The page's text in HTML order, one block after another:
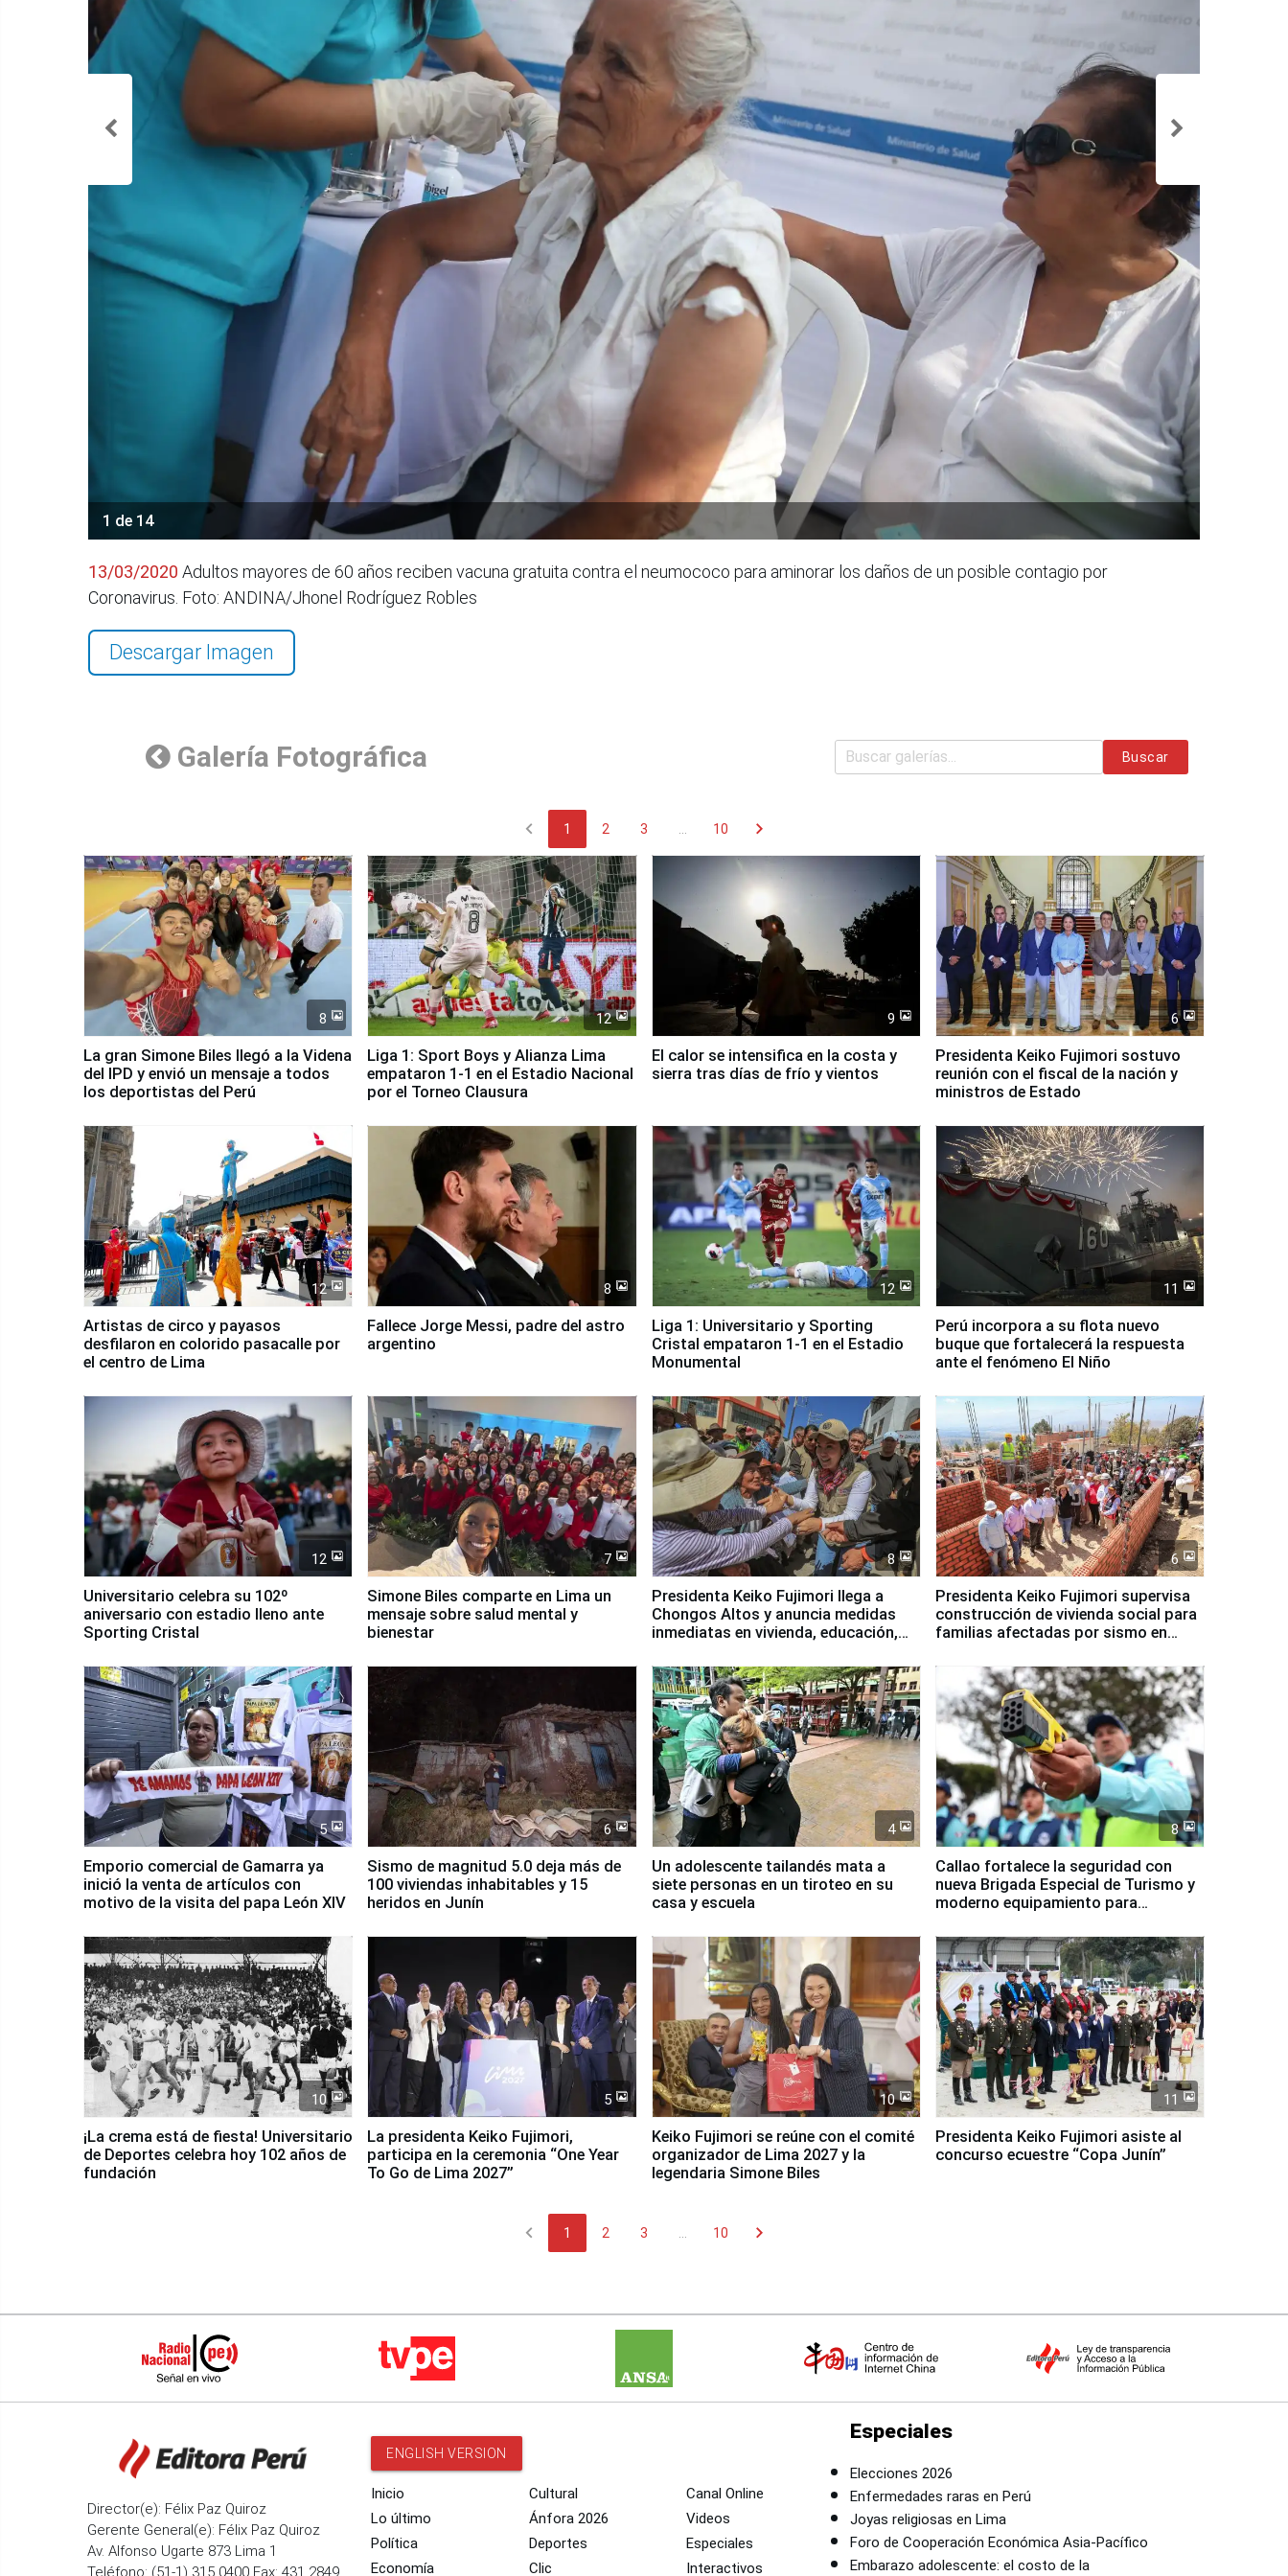
1 de 14
13/03/2020 Adultos mayores de 60 años reciben vacuna gratuita contra el neumococo para aminorar los daños de un posible contagio por
Coronavirus. Foto: ANDINA/Jhonel Rodríguez Robles
Descargar Imagen
Galería Fotográfica Buscar
chevron_left 1 2 3 10 chevron_right
8
La gran Simone Biles llegó a la Videna
del IPD y envió un mensaje a todos
los deportistas del Perú
12
Liga 1: Sport Boys y Alianza Lima
empataron 1-1 en el Estadio Nacional
por el Torneo Clausura
9
El calor se intensifica en la costa y
sierra tras días de frío y vientos
6
Presidenta Keiko Fujimori sostuvo
reunión con el fiscal de la nación y
ministros de Estado
12
Artistas de circo y payasos
desfilaron en colorido pasacalle por
el centro de Lima
8
Fallece Jorge Messi, padre del astro
argentino
12
Liga 1: Universitario y Sporting
Cristal empataron 1-1 en el Estadio
Monumental
11
Perú incorpora a su flota nuevo
buque que fortalecerá la respuesta
ante el fenómeno El Niño
12
Universitario celebra su 102º
aniversario con estadio lleno ante
Sporting Cristal
7
Simone Biles comparte en Lima un
mensaje sobre salud mental y
bienestar
8
Presidenta Keiko Fujimori llega a
Chongos Altos y anuncia medidas
inmediatas en vivienda, educación,
6
Presidenta Keiko Fujimori supervisa
construcción de vivienda social para
familias afectadas por sismo en
5
Emporio comercial de Gamarra ya
inició la venta de artículos con
motivo de la visita del papa León XIV
6
Sismo de magnitud 5.0 deja más de
100 viviendas inhabitables y 15
heridos en Junín
4
Un adolescente tailandés mata a
siete personas en un tiroteo en su
casa y escuela
8
Callao fortalece la seguridad con
nueva Brigada Especial de Turismo y
moderno equipamiento para
10
¡La crema está de fiesta! Universitario
de Deportes celebra hoy 102 años de
fundación
5
La presidenta Keiko Fujimori,
participa en la ceremonia “One Year
To Go de Lima 2027”
10
Keiko Fujimori se reúne con el comité
organizador de Lima 2027 y la
legendaria Simone Biles
11
Presidenta Keiko Fujimori asiste al
concurso ecuestre “Copa Junín”
chevron_left 1 2 3 10 chevron_right
Director(e): Félix Paz Quiroz
Gerente General(e): Félix Paz Quiroz
Av. Alfonso Ugarte 873 Lima 1
Teléfono: (51-1) 315 0400 Fax: 431 2849
ENGLISH VERSION
Inicio
Lo último
Política
Economía
Cultural
Ánfora 2026
Deportes
Clic
Canal Online
Videos
Especiales
Interactivos
Especiales
Elecciones 2026
Enfermedades raras en Perú
Joyas religiosas en Lima
Foro de Cooperación Económica Asia-Pacífico
Embarazo adolescente: el costo de la